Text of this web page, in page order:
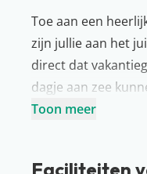
Toe aan een
zijn jullie aan het
direct dat
dagje aan zee
elkaar uit voor een
Toon meer